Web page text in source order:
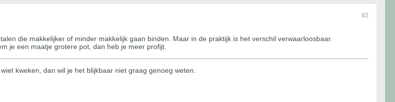
#2
die makkelijker of minder makkelijk gaan binden. Maar in de praktijk is het verschil verwaarloosbaar.
je een maatje grotere pot, dan heb je meer profijt.
kweken, dan wil je het blijkbaar niet graag genoeg weten.